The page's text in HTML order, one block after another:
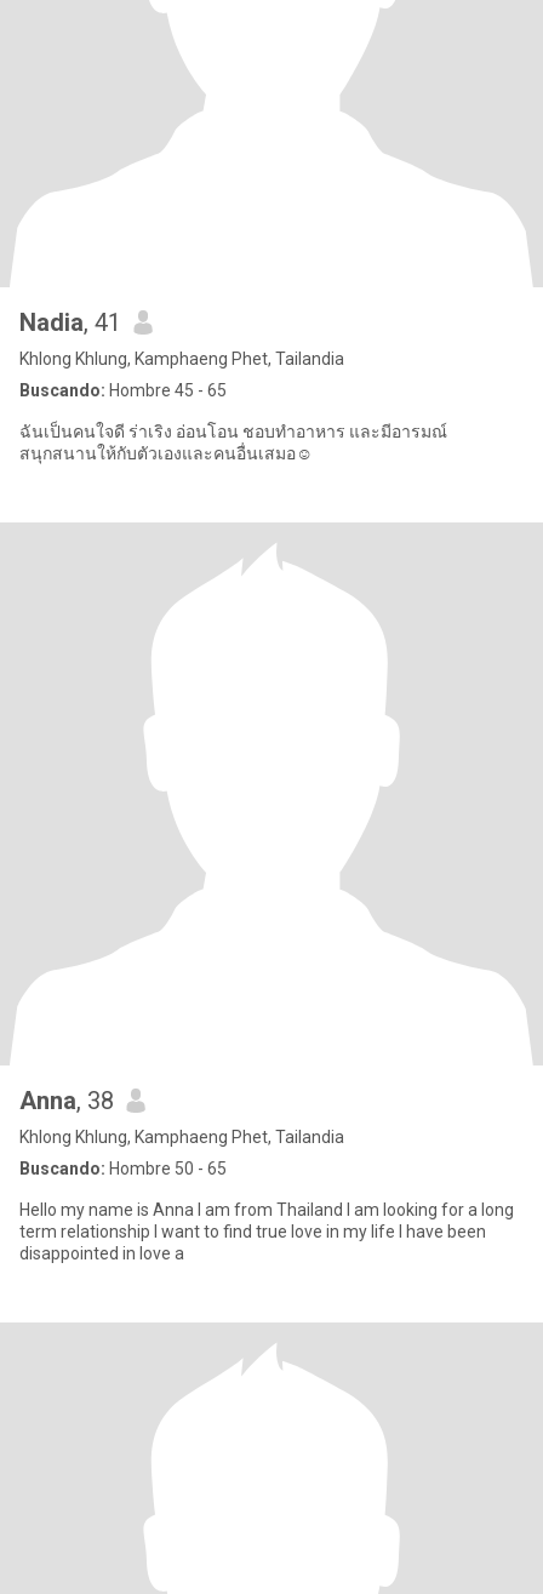
Nadia, 41
Khlong Khlung, Kamphaeng Phet, Tailandia
Buscando: Hombre 45 - 65
ฉันเป็นคนใจดี ร่าเริง อ่อนโอน ชอบทำอาหาร และมีอารมณ์
สนุกสนานให้กับตัวเองและคนอื่นเสมอ☺️
Anna, 38
Khlong Khlung, Kamphaeng Phet, Tailandia
Buscando: Hombre 50 - 65
Hello my name is Anna I am from Thailand I am looking for a long
term relationship I want to find true love in my life I have been
disappointed in love a